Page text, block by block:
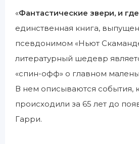
«Фантастические звери, и
единственная книга,
псевдонимом «Ньют
литературный шедевр
«спин-офф» о главном
В нем описываются события,
происходили за 65 лет до
Гарри.